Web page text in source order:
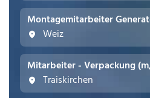
Montagemitarbeiter
Weiz
Mitarbeiter - Verpackung
Traiskirchen